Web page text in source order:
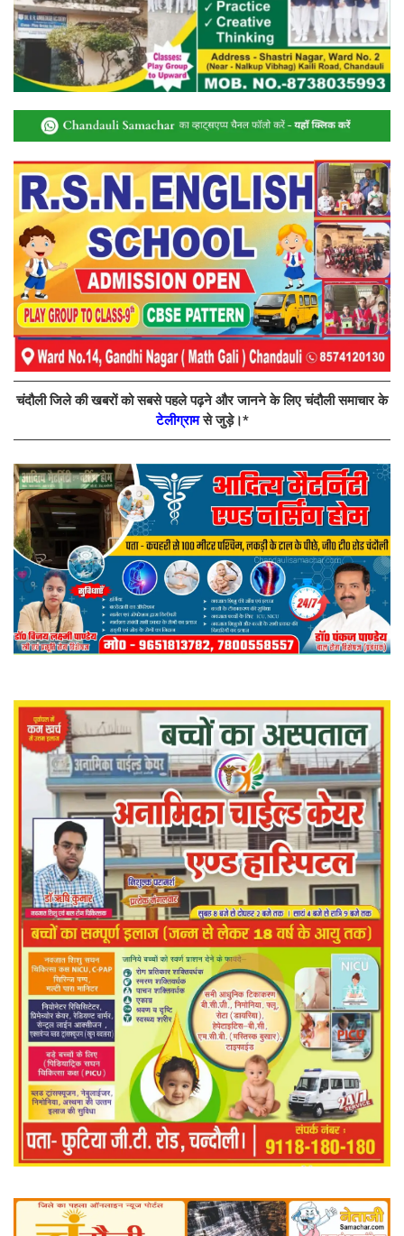
चंदौली जिले की खबरों को सबसे पहले पढ़ने और जानने के लिए चंदौली समाचार के
टेलीग्रामसे जुड़े।*